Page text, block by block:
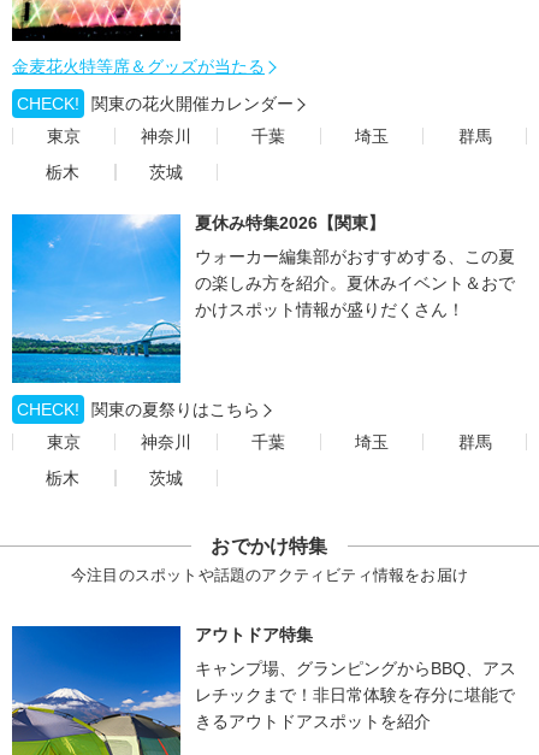
金麦花火特等席＆グッズが当たる
CHECK!
関東の花火開催カレンダー
東京
神奈川 千葉 埼玉
群馬
栃木
茨城
夏休み特集2026【関東】
ウォーカー編集部がおすすめする、この夏
の楽しみ方を紹介。夏休みイベント＆おで
かけスポット情報が盛りだくさん！
CHECK!
関東の夏祭りはこちら
東京
神奈川 千葉 埼玉
群馬
栃木
茨城
おでかけ特集
今注目のスポットや話題のアクティビティ情報をお届け
アウトドア特集
キャンプ場、グランピングからBBQ、アス
レチックまで！非日常体験を存分に堪能で
きるアウトドアスポットを紹介